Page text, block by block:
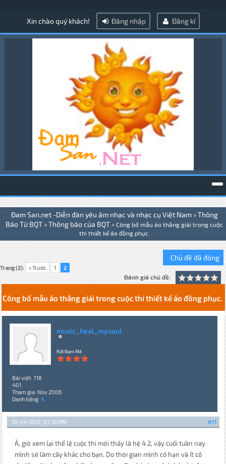
Xin chào quý khách! Đăng nhập Đăng kí
Đam San.net -Diễn đàn yêu âm nhạc và nhạc cụ Việt Nam > Thông
Báo Từ BQT > Thông báo của BQT > Công bố mẫu áo thắng giải trong cuộc
thi thiết kế áo đồng phục.
Trang (2): « Trước 1 2
Chủ đề đã đóng
Đánh giá chủ đề:
Công bố mẫu áo thắng giải trong cuộc thi thiết kế áo đồng phục.
music_heal_mysoul
Rất Đam Mê
Bài viết: 718
401
Tham gia: Nov 2006
Danh tiếng: 4
#11
10-24-2012, 07:30 PM
À, giờ xem lại thể lệ cuộc thi mới thấy là hệ 4 2, vậy cuối tuần nay
mình sẽ làm cây khác cho bạn. Do thời gian mình có hạn và ít có